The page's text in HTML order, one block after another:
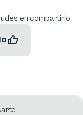
en compartirlo.